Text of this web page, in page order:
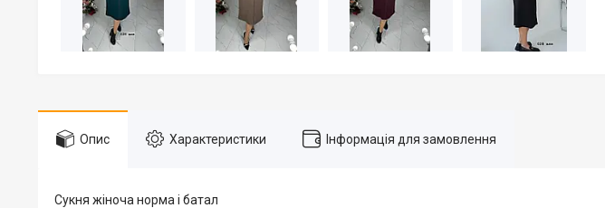
Опис Характеристики Інформація для замовлення
Сукня жіноча норма і батал